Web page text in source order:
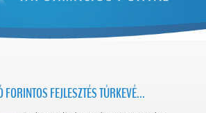
FEJLESZTÉS TÚRKEVÉ...